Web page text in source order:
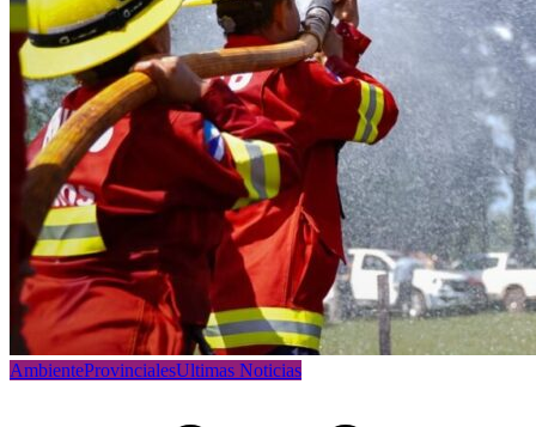
AmbienteProvincialesUltimas Noticias